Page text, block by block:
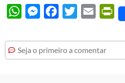
WhatsAppMessengerFacebook
Twitter Email
Seja o primeiro a comentar